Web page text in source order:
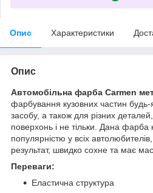
Опис Характеристики
Опис
Автомобільна фарба Carmen
фарбування кузовних частин будь-
засобу, а також для різних
поверхонь і не тільки. Дана фарба
популярністю у всіх
результат, швидко сохне та має
Переваги:
Еластична структура